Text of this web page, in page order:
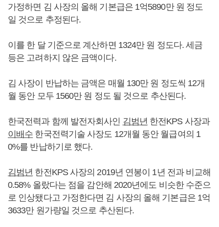
가정하면 김 사장의 올해 기본급은 1억5890만 원 정도
일 것으로 추정된다.
이를 한 달 기준으로 계산하면 1324만 원 정도다. 세금
등은 고려하지 않은 금액이다.
김 사장이 반납하는 금액은 매월 130만 원 정도씩 12개
월 동안 모두 1560만 원 정도 될 것으로 추산된다.
한국전력과 함께 발전자회사인 김범년 한전KPS 사장과
이배수 한국전력기술 사장도 12개월 동안 월급여의 1
0%를 반납하기로 했다.
김범년 한전KPS 사장의 2019년 연봉이 1년 전과 비교해
0.58% 올랐다는 점을 감안해 2020년에도 비슷한 수준으
로 인상됐다고 가정한다면 김 사장의 올해 기본급은 1억
3633만 원가량일 것으로 추산된다.